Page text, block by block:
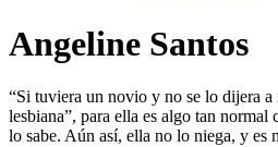
Angeline Santos
“Si tuviera un novio y no se lo dijera a
lesbiana”, para ella es algo tan
lo sabe. Aún así, ella no lo niega, y es